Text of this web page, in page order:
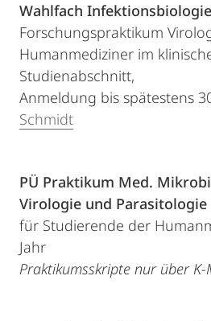
Wahlfach Infektionsbiologie
Forschungspraktikum
Humanmediziner im
Studienabschnitt,
Anmeldung bis spätestens
Schmidt
PÜ Praktikum Med.
Virologie und Parasitologie
für Studierende der
Jahr
Praktikumsskripte nur über